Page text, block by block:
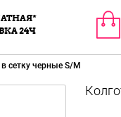
24Ч
сетку черные S/M